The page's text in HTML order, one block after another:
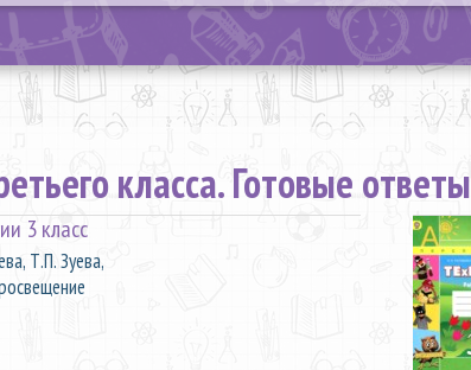
класса. Готовые ответы
3 класс
Т.П. Зуева,